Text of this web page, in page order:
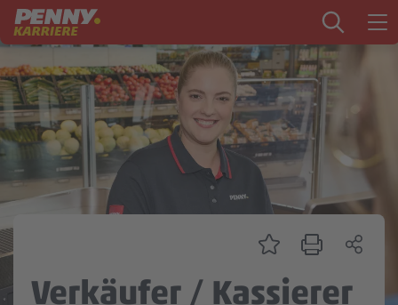
Zum Inhalt springen
Startseite
PENNY als Arbeitgeber
Ausbildung
Markt
Zentrale & Vertrieb
Verkäufer / Kassierer